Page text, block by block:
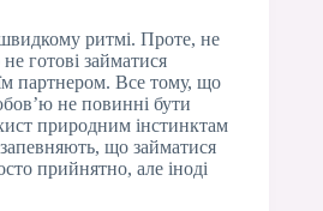
ритмі. Проте, не
готові займатися
партнером. Все тому, що
не повинні бути
природним інстинктам
що займатися
прийнятно, але іноді